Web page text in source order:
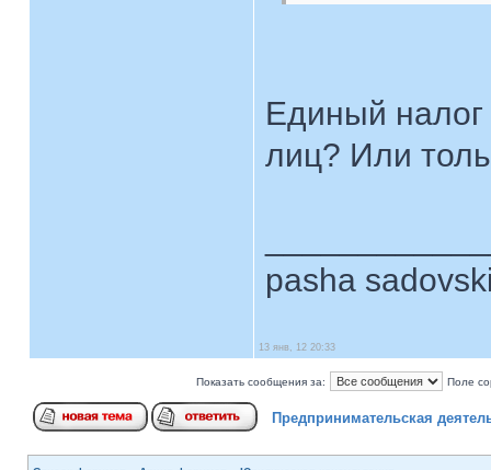
Единый
лиц? Или
pasha
13 янв, 12 20:33
Показать сообщения за: Поле
Предпринимательская